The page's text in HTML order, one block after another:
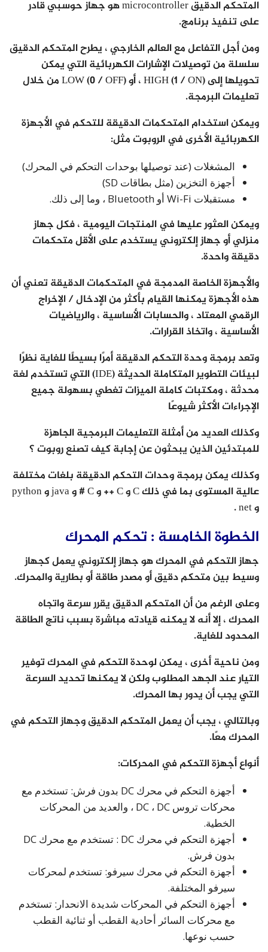
المتحكم الدقيق microcontroller هو جهاز حوسبي قادر
على تنفيذ برنامج.
ومن أجل التفاعل مع العالم الخارجي ، يطرح المتحكم الدقيق
سلسلة من توصيلات الإشارات الكهربائية التي يمكن
تحويلها إلى HIGH (1 / ON) ، أو LOW (0 / OFF) من خلال
تعليمات البرمجة.
ويمكن استخدام المتحكمات الدقيقة للتحكم في الأجهزة
الكهربائية الأخرى في الروبوت مثل:
المشغلات (عند توصيلها بوحدات التحكم في المحرك)
أجهزة التخزين (مثل بطاقات SD)
مستقبلات Wi-Fi أو Bluetooth ، وما إلى ذلك.
ويمكن العثور عليها في المنتجات اليومية ، فكل جهاز
منزلي أو جهاز إلكتروني يستخدم على الأقل متحكمات
دقيقة واحدة.
والأجهزة الخاصة المدمجة في المتحكمات الدقيقة تعني أن
هذه الأجهزة يمكنها القيام بأكثر من الإدخال / الإخراج
الرقمي المعتاد ، والحسابات الأساسية ، والرياضيات
الأساسية ، واتخاذ القرارات.
وتعد برمجة وحدة التحكم الدقيقة أمرًا بسيطًا للغاية نظرًا
لبيئات التطوير المتكاملة الحديثة (IDE) التي تستخدم لغة
محدثة ، ومكتبات كاملة الميزات تغطي بسهولة جميع
الإجراءات الأكثر شيوعًا
وكذلك العديد من أمثلة التعليمات البرمجية الجاهزة
للمبتدئين الذين يبحثون عن إجابة كيف تصنع روبوت ؟
وكذلك يمكن برمجة وحدات التحكم الدقيقة بلغات مختلفة
عالية المستوى بما في ذلك C و C ++ و C # و java و python
و net .
الخطوة الخامسة : تحكم المحرك
جهاز التحكم في المحرك هو جهاز إلكتروني يعمل كجهاز
وسيط بين متحكم دقيق أو مصدر طاقة أو بطارية والمحرك.
وعلى الرغم من أن المتحكم الدقيق يقرر سرعة واتجاه
المحرك ، إلا أنه لا يمكنه قيادته مباشرة بسبب ناتج الطاقة
المحدود للغاية.
ومن ناحية أخرى ، يمكن لوحدة التحكم في المحرك توفير
التيار عند الجهد المطلوب ولكن لا يمكنها تحديد السرعة
التي يجب أن يدور بها المحرك.
وبالتالي ، يجب أن يعمل المتحكم الدقيق وجهاز التحكم في
المحرك معًا.
أنواع أجهزة التحكم في المحركات:
أجهزة التحكم في محرك DC بدون فرش: تستخدم مع
محركات تروس DC ، DC ، والعديد من المحركات
الخطية.
أجهزة التحكم في محرك DC : تستخدم مع محرك DC
بدون فرش.
أجهزة التحكم في محرك سيرفو: تستخدم لمحركات
سيرفو المختلفة.
أجهزة التحكم في المحركات شديدة الانحدار: تستخدم
مع محركات السائر أحادية القطب أو ثنائية القطب
حسب نوعها.